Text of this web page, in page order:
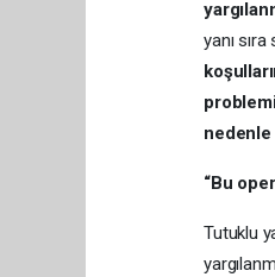
yanı
nedenle
“Bu
Tutuklu